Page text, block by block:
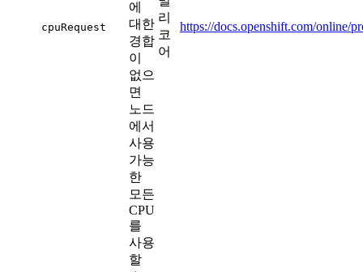
cpuRequest
에
대한
경합
이
없으
면
노드
에서
사용
가능
한
모든
CPU
를
사용
할
리
코
어
https://docs.openshift.com/online/